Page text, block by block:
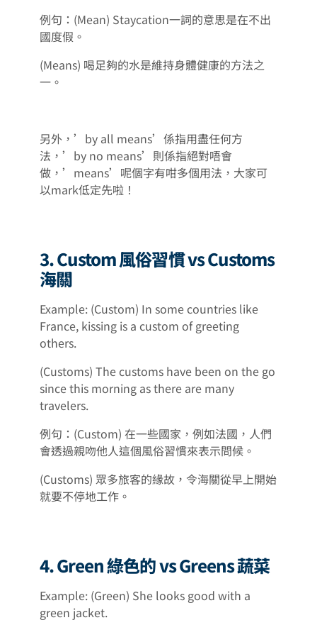
例句：(Mean) Staycation一詞的意思是在不出
國度假。
(Means) 喝足夠的水是維持身體健康的方法之
一。
另外，’by all means’係指用盡任何方
法，’by no means’則係指絕對唔會
做，’means’呢個字有咁多個用法，大家可
以mark低定先啦！
3. Custom 風俗習慣 vs Customs
海關
Example: (Custom) In some countries like
France, kissing is a custom of greeting
others.
(Customs) The customs have been on the go
since this morning as there are many
travelers.
例句：(Custom) 在一些國家，例如法國，人們
會透過親吻他人這個風俗習慣來表示問候。
(Customs) 眾多旅客的緣故，令海關從早上開始
就要不停地工作。
4. Green 綠色的 vs Greens 蔬菜
Example: (Green) She looks good with a
green jacket.